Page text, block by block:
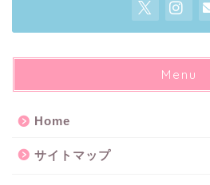
Menu
Home
サイトマップ